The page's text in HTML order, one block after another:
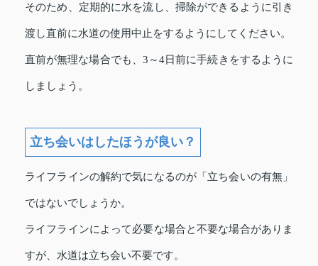
そのため、定期的に水を流し、掃除ができるように引き
渡し直前に水道の使用中止をする ようにしてください。
直前が無理な場合でも、3～4日前に手続きをするように
しましょう。
立ち会いはしたほうが良い？
ライフラインの解約で気になるのが「立ち会いの有無」
ではないでしょうか。
ライフラインによって必要な場合と不要な場合がありま
すが、水道は立ち会い不要です。